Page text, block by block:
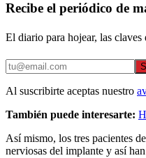
Recibe el periódico de
El diario para hojear, las
Al suscribirte aceptas nuestro
También puede interesarte:
Así mismo, los tres pacientes
nerviosas del implante y así